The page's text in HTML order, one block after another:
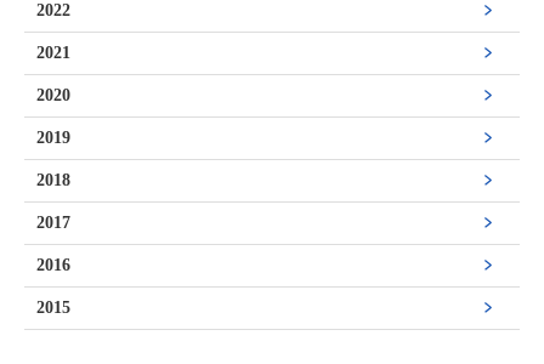
2022
2021
2020
2019
2018
2017
2016
2015